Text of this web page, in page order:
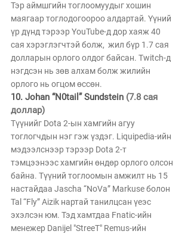
Тэр аймшгийн тоглоомуудыг хошин
маягаар тоглодогоороо алдартай. Үүний
үр дүнд тэрээр YouTube-д дор хаяж 40
сая хэрэглэгчтэй болж,  жил бүр 1.7 сая
долларын орлого олдог байсан. Twitch-д
нэгдсэн нь зөв алхам болж жилийн
орлого нь огцом өссөн.
10. Johan “N0tail” Sundstein (7.8 сая
доллар)
Түүнийг Dota 2-ын хамгийн агуу
тоглогчдын нэг гэж үздэг. Liquipedia-ийн
мэдээлснээр тэрээр Dota 2-т
тэмцээнээс хамгийн өндөр орлого олсон
байна. Түүний тоглоомын амжилт нь 15
настайдаа Jascha “NoVa” Markuse болон
Tal “Fly” Aizik нартай танилцсан үеэс
эхэлсэн юм. Тэд хамтдаа Fnatic-ийн
менежер Danijel "StreeT" Remus-ийн